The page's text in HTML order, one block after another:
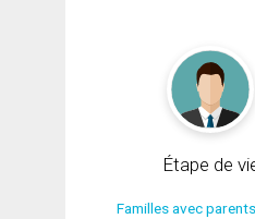
Étape de
Familles avec